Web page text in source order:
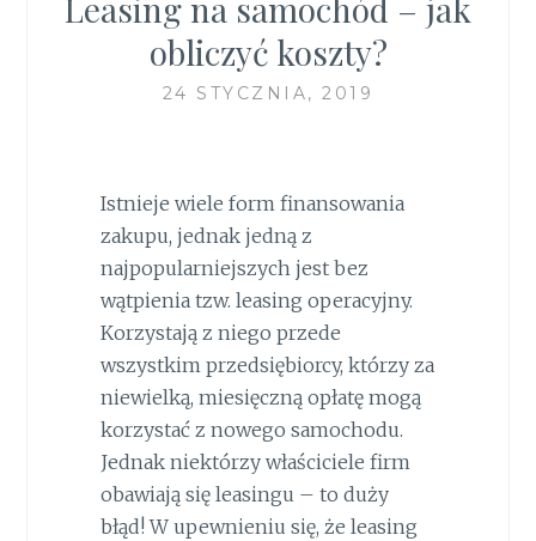
Leasing na samochód – jak
obliczyć koszty?
24 STYCZNIA, 2019
Istnieje wiele form finansowania
zakupu, jednak jedną z
najpopularniejszych jest bez
wątpienia tzw. leasing operacyjny.
Korzystają z niego przede
wszystkim przedsiębiorcy, którzy za
niewielką, miesięczną opłatę mogą
korzystać z nowego samochodu.
Jednak niektórzy właściciele firm
obawiają się leasingu – to duży
błąd! W upewnieniu się, że leasing